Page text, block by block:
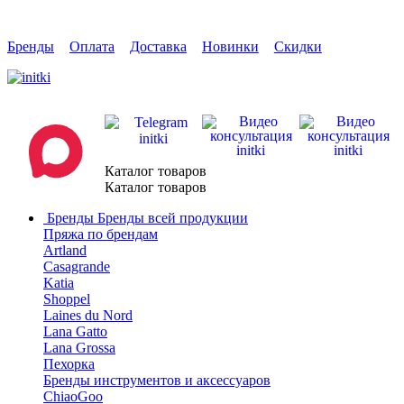
Бренды Оплата Доставка Новинки Скидки
Каталог товаров
Каталог товаров
Бренды Бренды всей продукции
Пряжа по брендам
Artland
Casagrande
Katia
Shoppel
Laines du Nord
Lana Gatto
Lana Grossa
Пехорка
Бренды инструментов и аксессуаров
ChiaoGoo